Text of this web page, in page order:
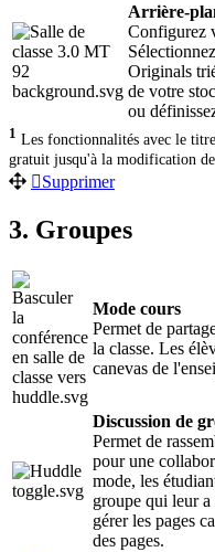
Arrière-
Configurez
Originals
de votre
ou
1 Les fonctionnalités avec le
gratuit jusqu'à la modification
Supprimer
3. Groupes
Mode cours
Permet de
la classe. Les
canevas de
Discussion de
Permet de
pour une
mode, les
groupe qui leur a
gérer les pages
des pages.